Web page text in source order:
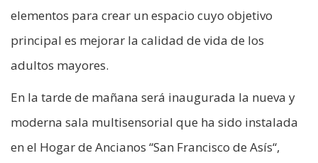
elementos para crear un espacio cuyo objetivo
principal es mejorar la calidad de vida de los
adultos mayores.
En la tarde de mañana será inaugurada la nueva y
moderna sala multisensorial que ha sido instalada
en el Hogar de Ancianos “San Francisco de Asís“,